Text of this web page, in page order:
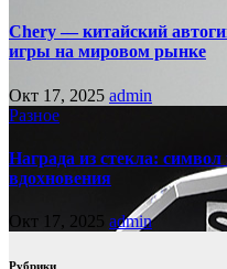
Chery — китайский
игры на мировом рынке
Окт 17, 2025 admin
Разное
Награда из стекла:
вдохновения
Окт 17, 2025 admin
Рубрики